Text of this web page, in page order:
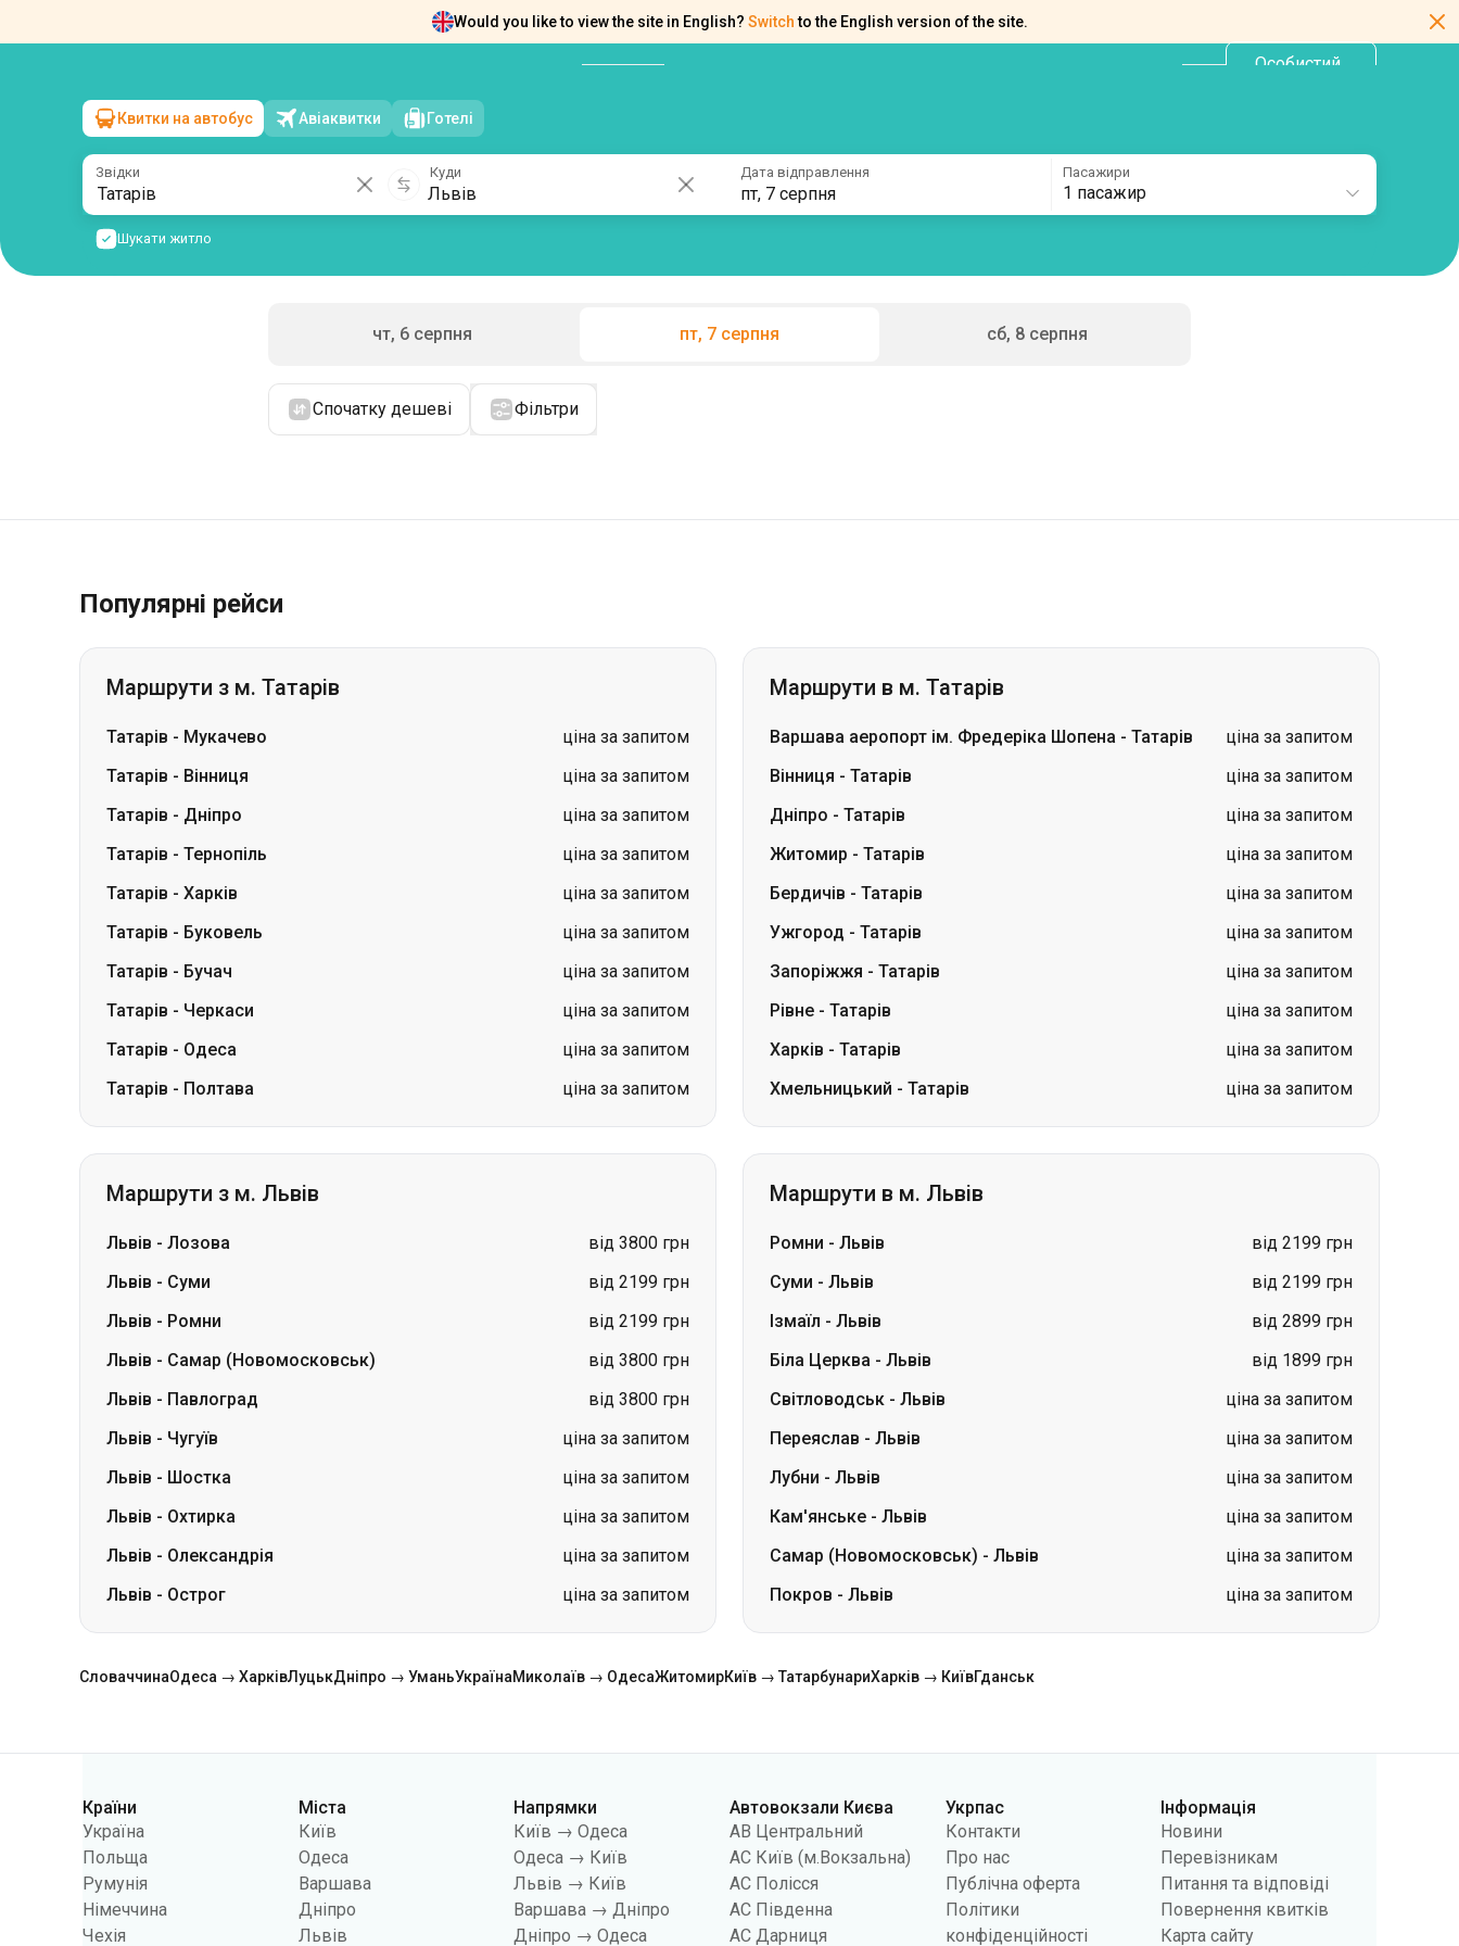
Would you like to view the site in English? Switch to the English version of the site.
Особистий
Татарів→Львів
пт, 7 серпня/1 пасажир
Квитки на автобус Авіаквитки Готелі
Звідки Куди Дата відправлення
пт, 7 серпня
Пасажири
1 пасажир
Шукати житло
чт, 6 серпня пт, 7 серпня сб, 8 серпня
Спочатку дешеві Фільтри
Популярні рейси
Маршрути з м. Татарів
Татарів - Мукачево
ціна за запитом
Татарів - Вінниця
ціна за запитом
Татарів - Дніпро
ціна за запитом
Татарів - Тернопіль
ціна за запитом
Татарів - Харків
ціна за запитом
Татарів - Буковель
ціна за запитом
Татарів - Бучач
ціна за запитом
Татарів - Черкаси
ціна за запитом
Татарів - Одеса
ціна за запитом
Татарів - Полтава ціна за запитом
Маршрути в м. Татарів
Варшава аеропорт ім. Фредеріка Шопена - Татарів
ціна за запитом
Вінниця - Татарів
ціна за запитом
Дніпро - Татарів
ціна за запитом
Житомир - Татарів
ціна за запитом
Бердичів - Татарів
ціна за запитом
Ужгород - Татарів
ціна за запитом
Запоріжжя - Татарів
ціна за запитом
Рівне - Татарів
ціна за запитом
Харків - Татарів
ціна за запитом
Хмельницький - Татарів ціна за запитом
Маршрути з м. Львів
Львів - Лозова
від 3800 грн
Львів - Суми
від 2199 грн
Львів - Ромни
від 2199 грн
Львів - Самар (Новомосковськ)
від 3800 грн
Львів - Павлоград
від 3800 грн
Львів - Чугуїв
ціна за запитом
Львів - Шостка
ціна за запитом
Львів - Охтирка
ціна за запитом
Львів - Олександрія
ціна за запитом
Львів - Острог ціна за запитом
Маршрути в м. Львів
Ромни - Львів
від 2199 грн
Суми - Львів
від 2199 грн
Ізмаїл - Львів
від 2899 грн
Біла Церква - Львів
від 1899 грн
Світловодськ - Львів
ціна за запитом
Переяслав - Львів
ціна за запитом
Лубни - Львів
ціна за запитом
Кам'янське - Львів
ціна за запитом
Самар (Новомосковськ) - Львів
ціна за запитом
Покров - Львів ціна за запитом
СловаччинаОдеса → ХарківЛуцькДніпро → УманьУкраїнаМиколаїв → ОдесаЖитомирКиїв → ТатарбунариХарків → КиївГданськ
Категорії
Країни
Україна
Польща
Румунія
Німеччина
Чехія
Міста
Київ
Одеса
Варшава
Дніпро
Львів
Напрямки
Київ → Одеса
Одеса → Київ
Львів → Київ
Варшава → Дніпро
Дніпро → Одеса
Автовокзали Києва
АВ Центральний
АС Київ (м.Вокзальна)
АС Полісся
АС Південна
АС Дарниця
Укрпас
Контакти
Про нас
Публічна оферта
Політики
конфіденційності
Інформація
Новини
Перевізникам
Питання та відповіді
Повернення квитків
Карта сайту